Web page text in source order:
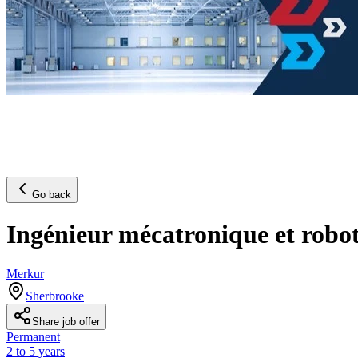
Go back
Ingénieur mécatronique et
Merkur
Sherbrooke
Share job offer
Permanent
2 to 5 years